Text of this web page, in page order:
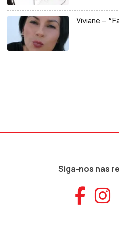
Viviane –
Siga-nos nas